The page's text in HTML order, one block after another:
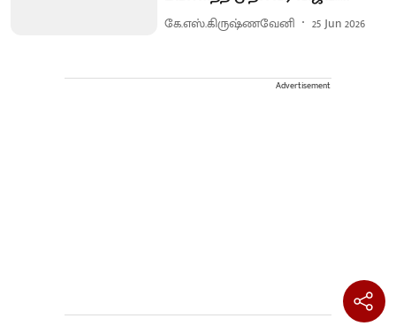
கே.எஸ்.கிருஷ்ணவேனி 25 Jun 2026
Advertisement